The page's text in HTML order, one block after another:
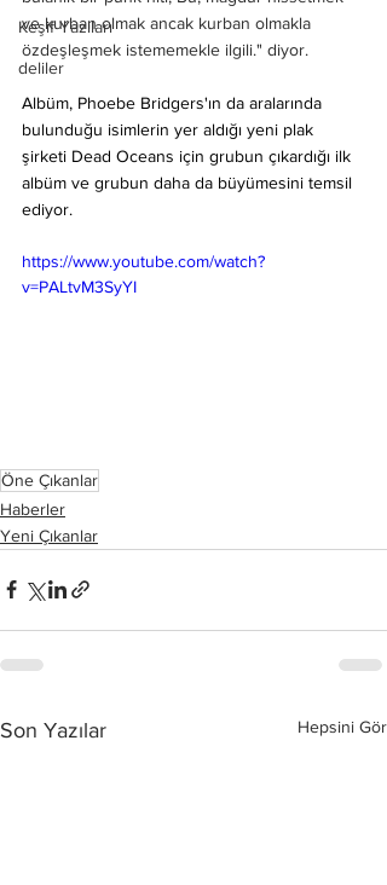
Keşif Yazıları
deliler
ve kurban olmak ancak kurban olmakla
özdeşleşmek istememekle ilgili." diyor.
Albüm, Phoebe Bridgers'ın da aralarında
bulunduğu isimlerin yer aldığı yeni plak
şirketi Dead Oceans için grubun çıkardığı ilk
albüm ve grubun daha da büyümesini temsil
ediyor.
https://www.youtube.com/watch?
v=PALtvM3SyYI
Öne Çıkanlar
Haberler
Yeni Çıkanlar
Son Yazılar Hepsini Gör